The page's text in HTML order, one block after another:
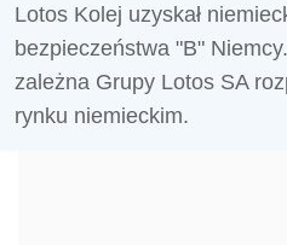
Lotos Kolej uzyskał
bezpieczeństwa "B"
zależna Grupy Lotos SA
rynku niemieckim.